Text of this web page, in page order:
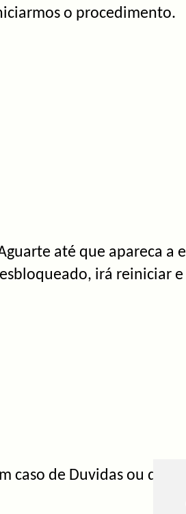
o procedimento.
até que apareca a
irá reiniciar
caso de Duvidas ou